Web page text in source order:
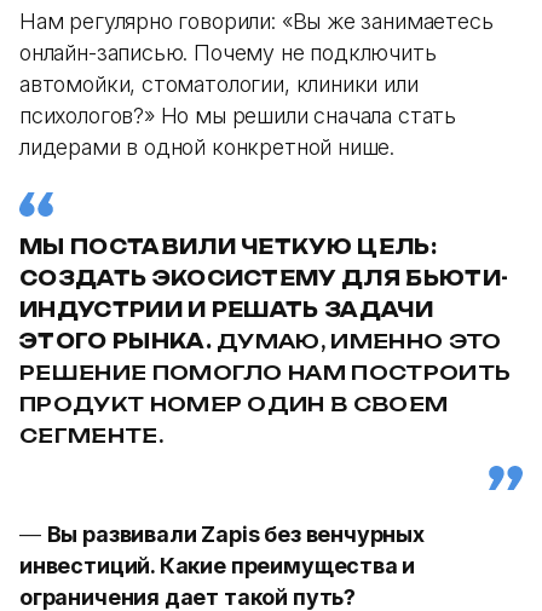
Нам регулярно говорили: «Вы же занимаетесь
онлайн-записью. Почему не подключить
автомойки, стоматологии, клиники или
психологов?» Но мы решили сначала стать
лидерами в одной конкретной нише.
МЫ ПОСТАВИЛИ ЧЕТКУЮ ЦЕЛЬ:
СОЗДАТЬ ЭКОСИСТЕМУ ДЛЯ БЬЮТИ-
ИНДУСТРИИ И РЕШАТЬ ЗАДАЧИ
ЭТОГО РЫНКА. ДУМАЮ, ИМЕННО ЭТО
РЕШЕНИЕ ПОМОГЛО НАМ ПОСТРОИТЬ
ПРОДУКТ НОМЕР ОДИН В СВОЕМ
СЕГМЕНТЕ.
— Вы развивали Zapis без венчурных
инвестиций. Какие преимущества и
ограничения дает такой путь?